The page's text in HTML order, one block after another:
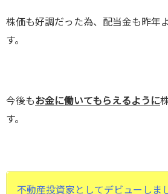
株価も好調だった為、配当金も昨年
す。
今後もお金に働いてもらえるように
す。
不動産投資家としてデビューしま